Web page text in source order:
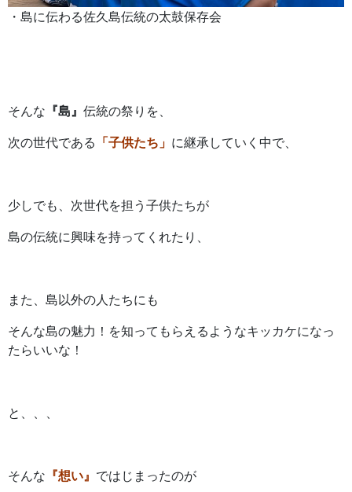
・島に伝わる佐久島伝統の太鼓保存会
そんな 『島』 伝統の祭りを、
次の世代である 「子供たち」 に継承していく中で、
少しでも、次世代を担う子供たちが
島の伝統に興味を持ってくれたり、
また、島以外の人たちにも
そんな島の魅力！を知ってもらえるようなキッカケになっ
たらいいな！
と、、、
そんな 『想い』 ではじまったのが